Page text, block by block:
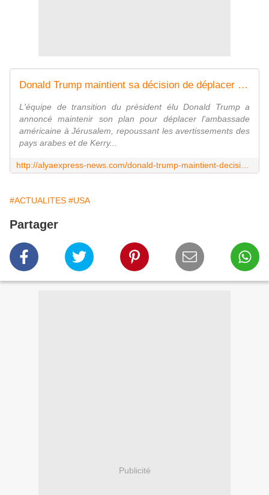
Donald Trump maintient sa décision de déplacer l'ambassade américaine à Jérusalem, repoussant les menaces.
L'équipe de transition du président élu Donald Trump a
annoncé maintenir son plan pour déplacer l'ambassade
américaine à Jérusalem, repoussant les avertissements des
pays arabes et de Kerry...
#ACTUALITES #USA
Partager
Publicité